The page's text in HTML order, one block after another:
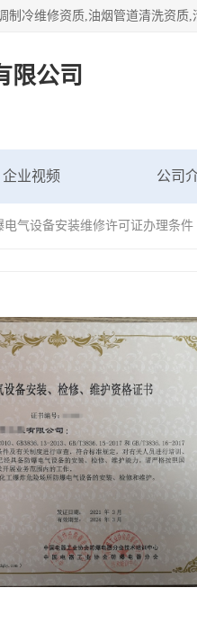
限公司
企业视频 公司
电气设备安装维修许可证办理条件